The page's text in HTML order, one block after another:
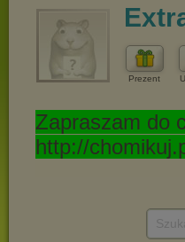
Prezent